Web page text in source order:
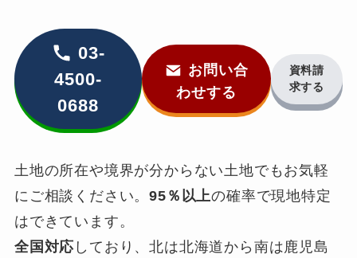
03-
4500-
0688
お問い合
わせする
資料請
求する
土地の所在や境界が分からない土地でもお気軽
にご相談ください。95％以上の確率で現地特定
はできています。
全国対応 しており、北は北海道から南は鹿児島